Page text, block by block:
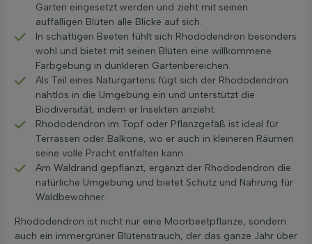
Garten eingesetzt werden und zieht mit seinen
auffälligen Blüten alle Blicke auf sich.
In schattigen Beeten fühlt sich Rhododendron besonders
wohl und bietet mit seinen Blüten eine willkommene
Farbgebung in dunkleren Gartenbereichen.
Als Teil eines Naturgartens fügt sich der Rhododendron
nahtlos in die Umgebung ein und unterstützt die
Biodiversität, indem er Insekten anzieht.
Rhododendron im Topf oder Pflanzgefäß ist ideal für
Terrassen oder Balkone, wo er auch in kleineren Räumen
seine volle Pracht entfalten kann.
Am Waldrand gepflanzt, ergänzt der Rhododendron die
natürliche Umgebung und bietet Schutz und Nahrung für
Waldbewohner.
Rhododendron ist nicht nur eine Moorbeetpflanze, sondern
auch ein immergrüner Blütenstrauch, der das ganze Jahr über